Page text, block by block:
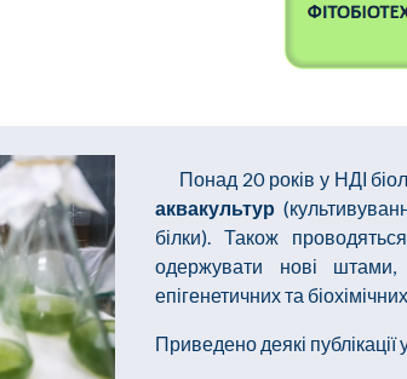
Понад 20 років у НДІ
аквакультур
білки). Також
одержувати нові
епігенетичних та
Приведено деякі